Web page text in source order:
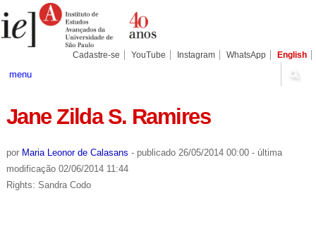
para
conteúdo.
Pessoais
Cadastre-se YouTube Instagram WhatsApp English
menu
Jane Zilda S. Ramires
por Maria Leonor de Calasans - publicado26/05/2014 00:00 - última
modificação02/06/2014 11:44
Rights: Sandra Codo